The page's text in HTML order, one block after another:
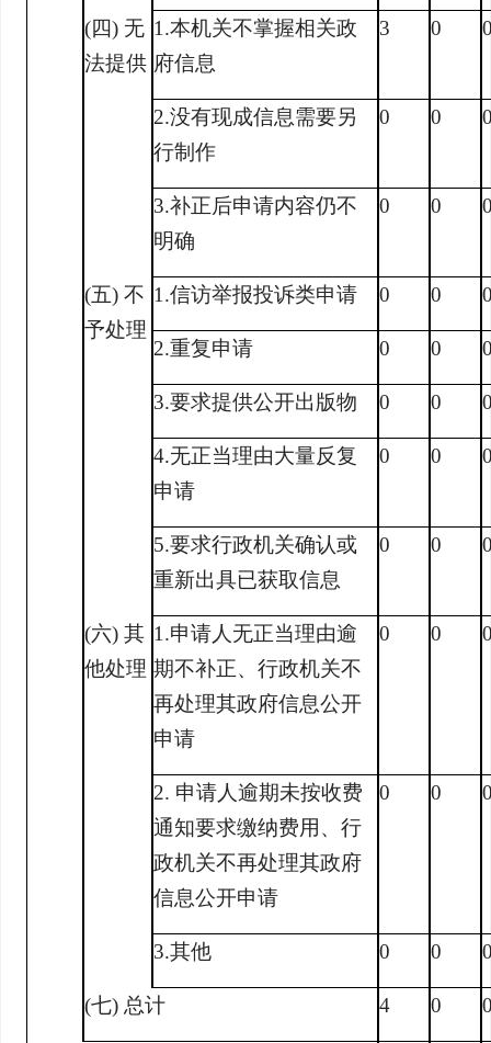
(四) 无
法提供
1.本机关不掌握相关政
府信息
3 0
2.没有现成信息需要另
行制作
0 0
3.补正后申请内容仍不
明确
0 0
(五) 不
予处理
1.信访举报投诉类申请 0 0
2.重复申请 0 0
3.要求提供公开出版物 0 0
4.无正当理由大量反复
申请
0 0
5.要求行政机关确认或
重新出具已获取信息
0 0
(六) 其
他处理
1.申请人无正当理由逾
期不补正、行政机关不
再处理其政府信息公开
申请
0 0
2. 申请人逾期未按收费
通知要求缴纳费用、行
政机关不再处理其政府
信息公开申请
0 0
3.其他 0 0
(七) 总计 4 0